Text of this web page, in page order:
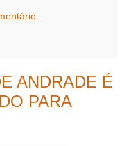
ANDRADE É
PARA